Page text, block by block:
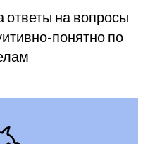
ответы на вопросы
понятно по